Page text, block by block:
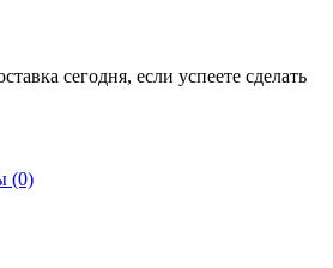
сегодня, если успеете сделать
(0)